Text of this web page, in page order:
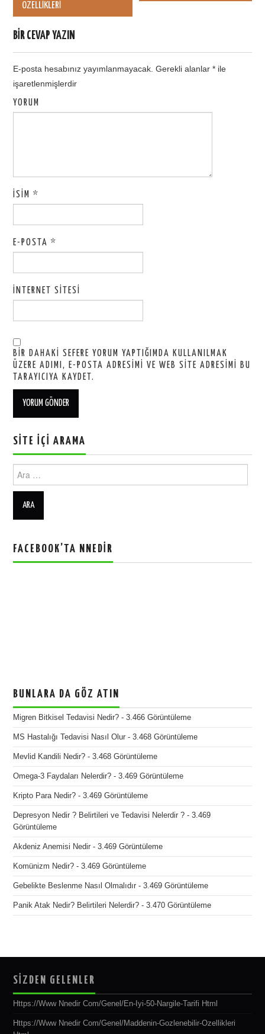
Post navigation
ÖZELLIKLERI
BIR CEVAP YAZIN
E-posta hesabınız yayımlanmayacak. Gerekli alanlar* ile
işaretlenmişlerdir
YORUM
İSIM*
E-POSTA*
İNTERNET SITESI
BIR DAHAKI SEFERE YORUM YAPTIĞIMDA KULLANILMAK
ÜZERE ADIMI, E-POSTA ADRESIMI VE WEB SITE ADRESIMI BU
TARAYICIYA KAYDET.
SITE İÇI ARAMA
Ara:
FACEBOOK’TA NNEDIR
BUNLARA DA GÖZ ATIN
Migren Bitkisel Tedavisi Nedir? - 3.466 Görüntüleme
MS Hastalığı Tedavisi Nasıl Olur - 3.468 Görüntüleme
Mevlid Kandili Nedir? - 3.468 Görüntüleme
Omega-3 Faydaları Nelerdir? - 3.469 Görüntüleme
Kripto Para Nedir? - 3.469 Görüntüleme
Depresyon Nedir ? Belirtileri ve Tedavisi Nelerdir ? - 3.469
Görüntüleme
Akdeniz Anemisi Nedir - 3.469 Görüntüleme
Komünizm Nedir? - 3.469 Görüntüleme
Gebelikte Beslenme Nasıl Olmalıdır - 3.469 Görüntüleme
Panik Atak Nedir? Belirtileri Nelerdir? - 3.470 Görüntüleme
SİZDEN GELENLER
Https://www Nnedir Com/genel/en-Iyi-50-Nargile-Tarifi Html
Https://www Nnedir Com/genel/maddenin-Gozlenebilir-Ozellikleri